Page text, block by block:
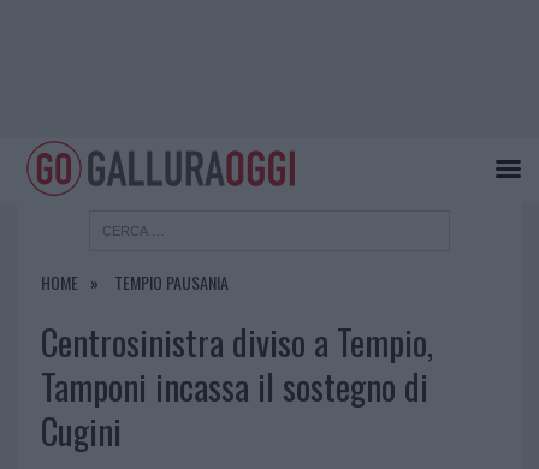
HOME TEMPIO PAUSANIA
Centrosinistra diviso a Tempio,
Tamponi incassa il sostegno di
Cugini